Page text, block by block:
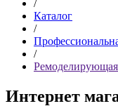
/
Каталог
/
/
Интернет